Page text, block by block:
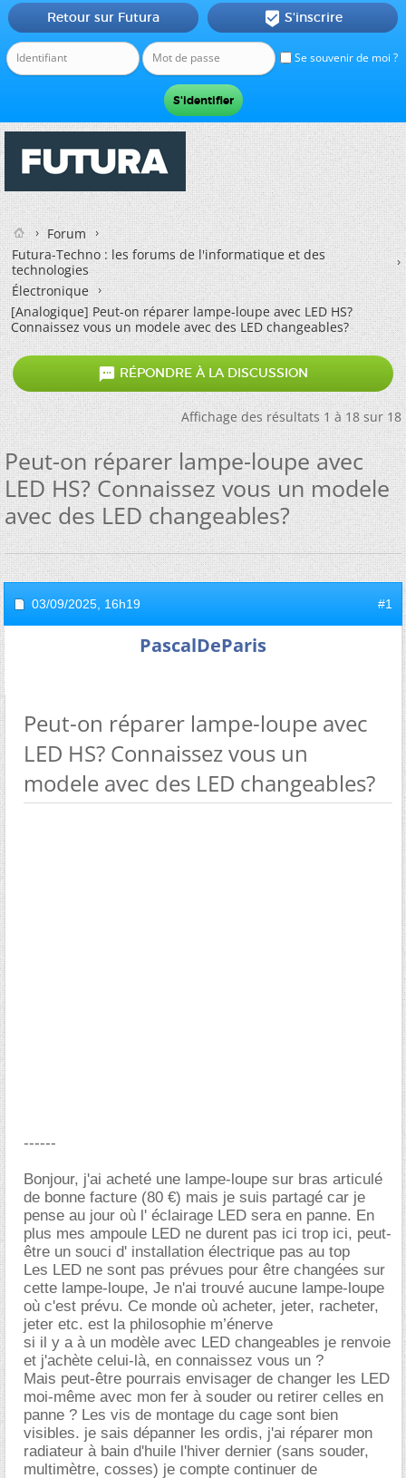
Se souvenir de moi ?
Retour sur Futura  S'inscrire
Forum
Futura-Techno : les forums de l'informatique et des
technologies
Électronique
[Analogique] Peut-on réparer lampe-loupe avec LED HS?
Connaissez vous un modele avec des LED changeables?
 RÉPONDRE À LA DISCUSSION
Affichage des résultats 1 à 18 sur 18
Peut-on réparer lampe-loupe avec
LED HS? Connaissez vous un modele
avec des LED changeables?
03/09/2025, 16h19 #1
PascalDeParis
Peut-on réparer lampe-loupe avec
LED HS? Connaissez vous un
modele avec des LED changeables?
------
Bonjour, j'ai acheté une lampe-loupe sur bras articulé
de bonne facture (80 €) mais je suis partagé car je
pense au jour où l' éclairage LED sera en panne. En
plus mes ampoule LED ne durent pas ici trop ici, peut-
être un souci d' installation électrique pas au top
Les LED ne sont pas prévues pour être changées sur
cette lampe-loupe, Je n'ai trouvé aucune lampe-loupe
où c'est prévu. Ce monde où acheter, jeter, racheter,
jeter etc. est la philosophie m’énerve
si il y a à un modèle avec LED changeables je renvoie
et j'achète celui-là, en connaissez vous un ?
Mais peut-être pourrais envisager de changer les LED
moi-même avec mon fer à souder ou retirer celles en
panne ? Les vis de montage du cage sont bien
visibles. je sais dépanner les ordis, j'ai réparer mon
radiateur à bain d'huile l'hiver dernier (sans souder,
multimètre, cosses) je compte continuer de